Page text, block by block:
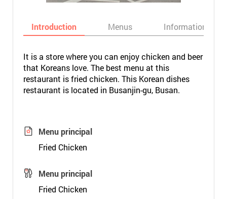
Introduction Menus Informations
It is a store where you can enjoy chicken and beer
that Koreans love. The best menu at this
restaurant is fried chicken. This Korean dishes
restaurant is located in Busanjin-gu, Busan.
Menu principal
Fried Chicken
Menu principal
Fried Chicken